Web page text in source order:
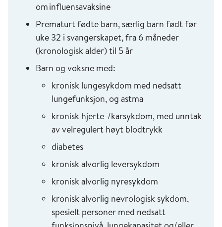
om influensavaksine
Prematurt fødte barn, særlig barn født før
uke 32 i svangerskapet, fra 6 måneder
(kronologisk alder) til 5 år
Barn og voksne med:
kronisk lungesykdom med nedsatt
lungefunksjon, og astma
kronisk hjerte-/karsykdom, med unntak
av velregulert høyt blodtrykk
diabetes
kronisk alvorlig leversykdom
kronisk alvorlig nyresykdom
kronisk alvorlig nevrologisk sykdom,
spesielt personer med nedsatt